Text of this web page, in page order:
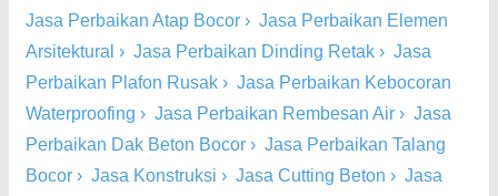
Jasa Perbaikan Atap Bocor › Jasa Perbaikan Elemen
Arsitektural › Jasa Perbaikan Dinding Retak › Jasa
Perbaikan Plafon Rusak › Jasa Perbaikan Kebocoran
Waterproofing › Jasa Perbaikan Rembesan Air › Jasa
Perbaikan Dak Beton Bocor › Jasa Perbaikan Talang
Bocor › Jasa Konstruksi › Jasa Cutting Beton › Jasa